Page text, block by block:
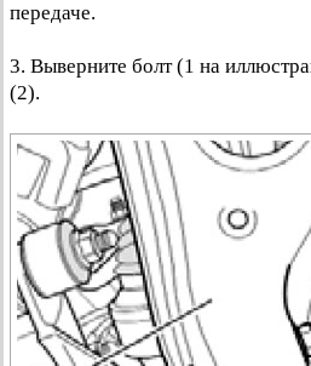
передаче.
3. Выверните болт (1 на
(2).